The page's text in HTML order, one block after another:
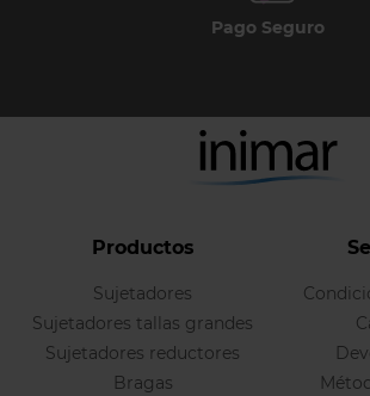
Pago Seguro
Productos
Sujetadores
Sujetadores tallas grandes
Sujetadores reductores
Bragas